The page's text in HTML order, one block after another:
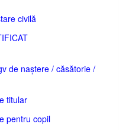
civilă
de naștere / căsătorie /
titular
pentru copil